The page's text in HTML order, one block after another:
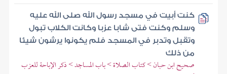
كنت أبيت في مسجد رسول الله صلى الله عليه
وسلم وكنت فتى شابا عزبا وكانت الكلاب تبول
وتقبل وتدبر في المسجد فلم يكونوا يرشون شيئا
من ذلك
صحيح ابن حبان > كتاب الصلاة > باب المساجد > ذكر الإباحة للعزب